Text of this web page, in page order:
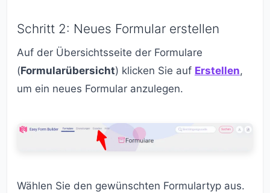
Schritt 2: Neues Formular erstellen
Auf der Übersichtsseite der Formulare
(Formularübersicht) klicken Sie auf Erstellen,
um ein neues Formular anzulegen.
Wählen Sie den gewünschten Formulartyp aus.